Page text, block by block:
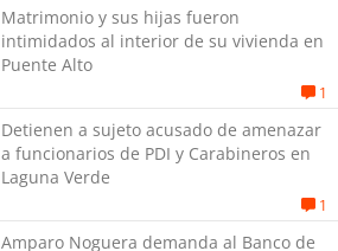
Matrimonio y sus hijas fueron
intimidados al interior de su vivienda en
Puente Alto
1
Detienen a sujeto acusado de amenazar
a funcionarios de PDI y Carabineros en
Laguna Verde
1
Amparo Noguera demanda al Banco de